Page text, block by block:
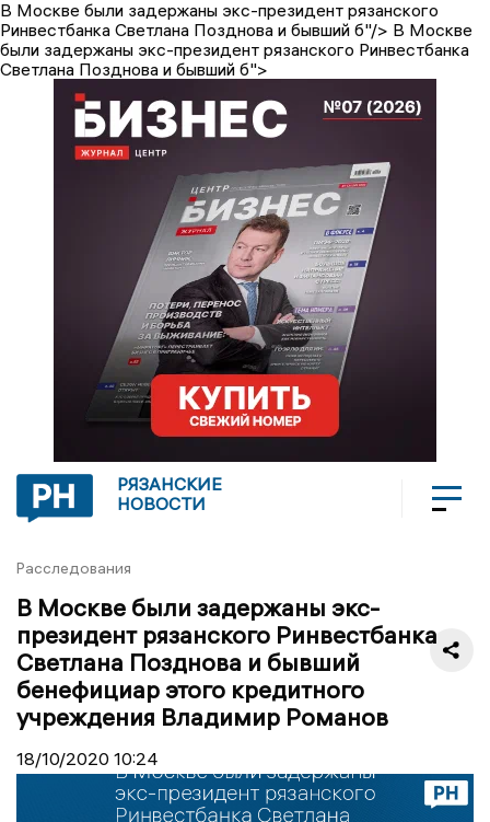
В Москве были задержаны экс-президент рязанского
Ринвестбанка Светлана Позднова и бывший б"/> В Москве
были задержаны экс-президент рязанского Ринвестбанка
Светлана Позднова и бывший б">
РЯЗАНСКИЕ
НОВОСТИ
Расследования
В Москве были задержаны экс-
президент рязанского Ринвестбанка
Светлана Позднова и бывший
бенефициар этого кредитного
учреждения Владимир Романов
18/10/2020 10:24